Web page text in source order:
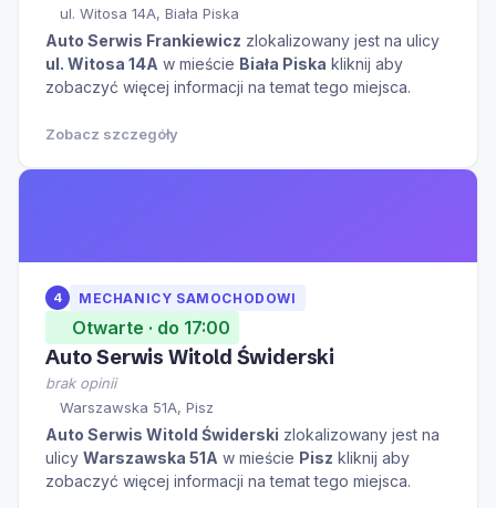
ul. Witosa 14A, Biała Piska
Auto Serwis Frankiewicz zlokalizowany jest na ulicy
ul. Witosa 14A w mieście Biała Piska kliknij aby
zobaczyć więcej informacji na temat tego miejsca.
Zobacz szczegóły
4 MECHANICY SAMOCHODOWI
Otwarte · do 17:00
Auto Serwis Witold Świderski
brak opinii
Warszawska 51A, Pisz
Auto Serwis Witold Świderski zlokalizowany jest na
ulicy Warszawska 51A w mieście Pisz kliknij aby
zobaczyć więcej informacji na temat tego miejsca.